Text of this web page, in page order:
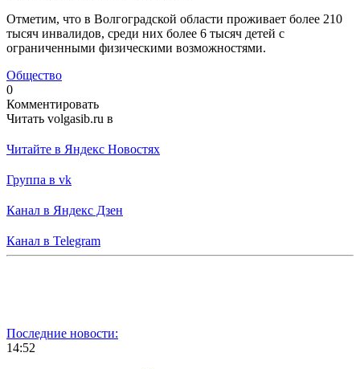
Отметим, что в Волгоградской области проживает более 210
тысяч инвалидов, среди них более 6 тысяч детей с
ограниченными физическими возможностями.
Общество
0
Комментировать
Читать volgasib.ru в
Читайте в Яндекс Новостях
Группа в vk
Канал в Яндекс Дзен
Канал в Telegram
Последние новости:
14:52